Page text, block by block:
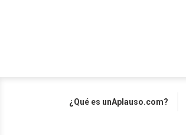
¿Qué es unAplauso.com?